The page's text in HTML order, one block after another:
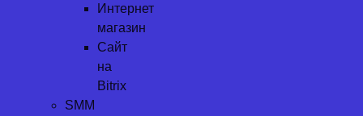
Интернет
магазин
Сайт
на
Bitrix
SMM